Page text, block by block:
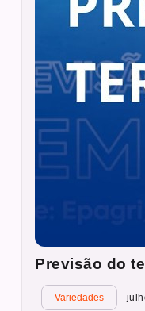
Previsão do
Variedades